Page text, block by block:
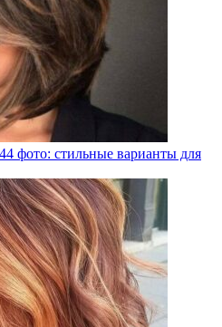
фото: стильные варианты для